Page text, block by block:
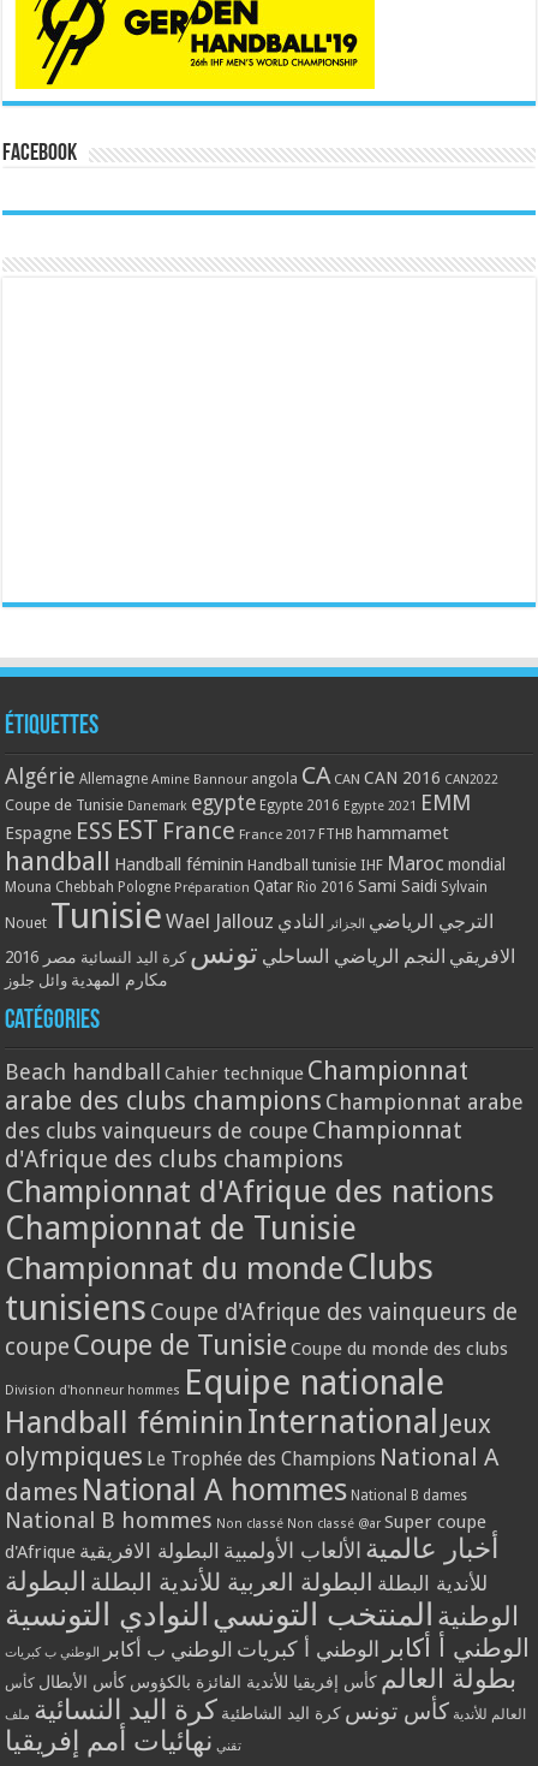
Facebook
Étiquettes
Algérie Allemagne Amine Bannour angola CA CAN CAN 2016 CAN2022
Coupe de Tunisie Danemark egypte Egypte 2016 Egypte 2021 EMM
Espagne ESS EST France France 2017 FTHB hammamet
handball Handball féminin Handball tunisie IHF Maroc mondial
Mouna Chebbah Pologne Préparation Qatar Rio 2016 Sami Saidi Sylvain
Nouet Tunisie Wael Jallouz الترجي الرياضي الجزائر النادي
الافريقي النجم الرياضي الساحلي تونس كرة اليد النسائية مصر 2016
مكارم المهدية وائل جلوز
Catégories
Beach handball Cahier technique Championnat
arabe des clubs champions Championnat arabe
des clubs vainqueurs de coupe Championnat
d'Afrique des clubs champions
Championnat d'Afrique des nations
Championnat de Tunisie
Championnat du monde Clubs
tunisiens Coupe d'Afrique des vainqueurs de
coupe Coupe de Tunisie Coupe du monde des clubs
Division d'honneur hommes Equipe nationale
Handball féminin International Jeux
olympiques Le Trophée des Champions National A
dames National A hommes National B dames
National B hommes Non classé Non classé @ar Super coupe
d'Afrique
أخبار عالمية الألعاب الأولمبية البطولة الافريقية
للأندية البطلة البطولة العربية للأندية البطلة البطولة
الوطنية المنتخب التونسي النوادي التونسية
الوطني أ أكابر الوطني أ كبريات الوطني ب أكابر الوطني ب كبريات
بطولة العالم كأس إفريقيا للأندية الفائزة بالكؤوس كأس الأبطال كأس
العالم للأندية كأس تونس كرة اليد الشاطئية كرة اليد النسائية ملف
تقني نهائيات أمم إفريقيا